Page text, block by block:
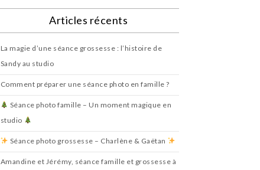
Articles récents
La magie d’une séance grossesse : l’histoire de
Sandy au studio
Comment préparer une séance photo en famille ?
Séance photo famille – Un moment magique en
studio
Séance photo grossesse – Charlène & Gaëtan
Amandine et Jérémy, séance famille et grossesse à